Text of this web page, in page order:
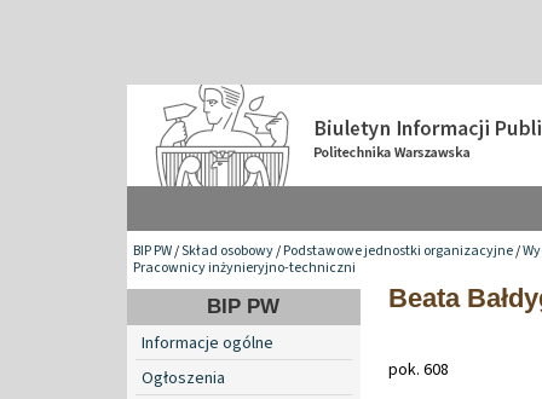
BIP PW/Skład osobowy/Podstawowe jednostki organizacyjne/
Pracownicy inżynieryjno-techniczni
BIP PW
Informacje ogólne
Ogłoszenia
Beata
pok. 608